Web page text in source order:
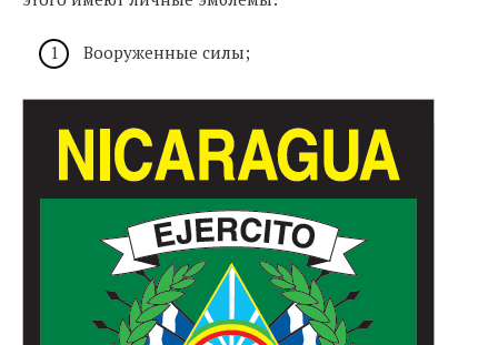
Вооруженные силы;